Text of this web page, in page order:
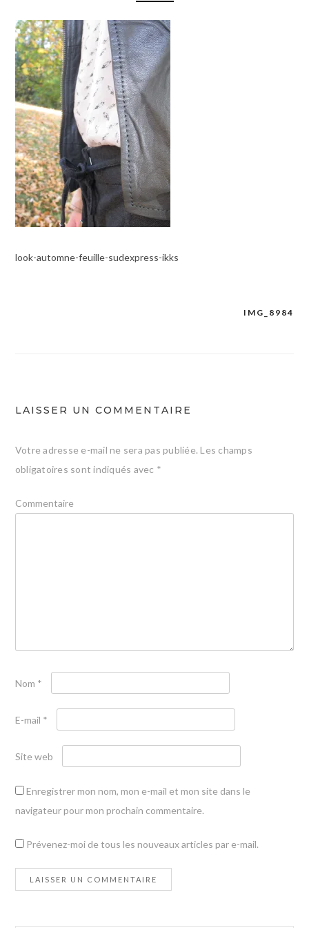
look-automne-feuille-sudexpress-ikks
IMG_8984
LAISSER UN COMMENTAIRE
Votre adresse e-mail ne sera pas publiée. Les champs
obligatoires sont indiqués avec *
Commentaire
Nom *
E-mail *
Site web
Enregistrer mon nom, mon e-mail et mon site dans le
navigateur pour mon prochain commentaire.
Prévenez-moi de tous les nouveaux articles par e-mail.